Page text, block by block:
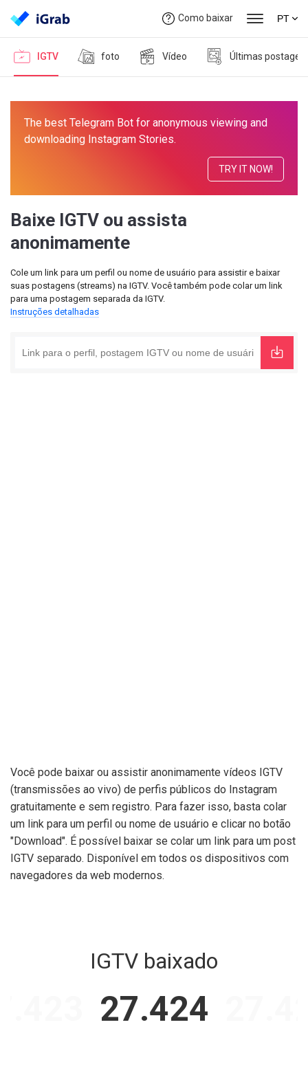
Como baixar PT
IGTV foto Vídeo Últimas
The best Telegram Bot for anonymous viewing and
downloading Instagram Stories.
TRY IT NOW!
Baixe IGTV ou assista
anonimamente
Cole um link para um perfil ou nome de usuário para assistir e baixar
suas postagens (streams) na IGTV. Você também pode colar um link
para uma postagem separada da IGTV.
Instruções detalhadas
Você pode baixar ou assistir anonimamente vídeos IGTV
(transmissões ao vivo) de perfis públicos do Instagram
gratuitamente e sem registro. Para fazer isso, basta colar
um link para um perfil ou nome de usuário e clicar no botão
"Download". É possível baixar se colar um link para um post
IGTV separado. Disponível em todos os dispositivos com
navegadores da web modernos.
IGTV baixado
27.424